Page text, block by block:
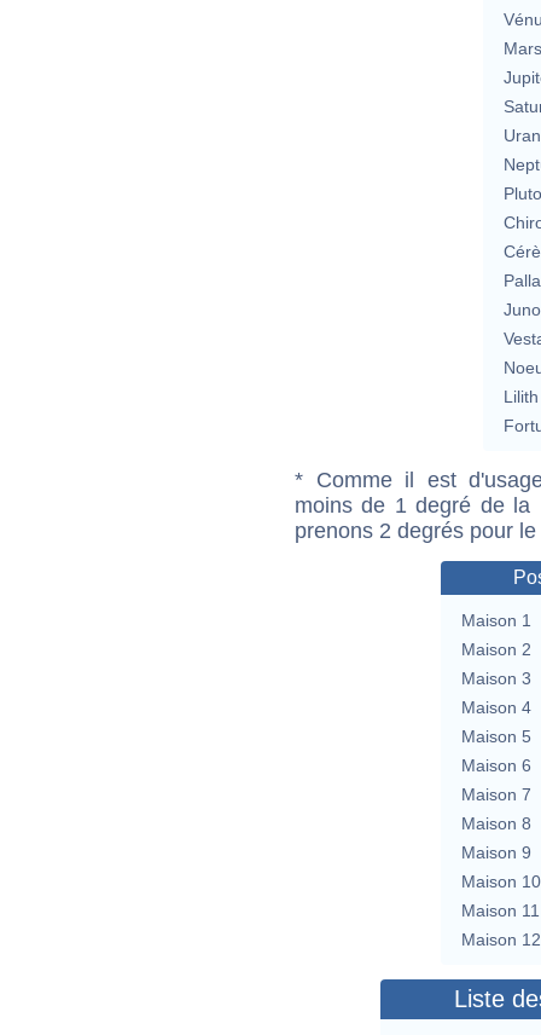
Mars
Lilith
* Comme il est
moins de 1 degré de la
prenons 2 degrés pour
Maison 1
Maison 2
Maison 3
Maison 4
Maison 5
Maison 6
Maison 7
Maison 8
Maison 9
Maison 10
Maison 11
Maison 12
Liste